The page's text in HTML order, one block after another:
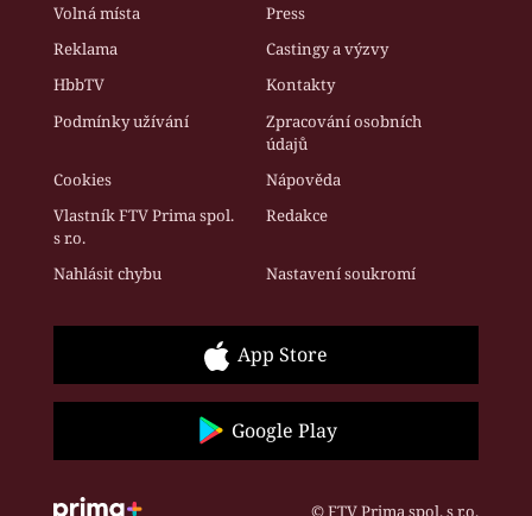
Volná místa
Press
Reklama
Castingy a výzvy
HbbTV
Kontakty
Podmínky užívání
Zpracování osobních
údajů
Cookies
Nápověda
Vlastník FTV Prima spol.
s r.o.
Redakce
Nahlásit chybu Nastavení soukromí
App Store
Google Play
© FTV Prima spol. s r.o.